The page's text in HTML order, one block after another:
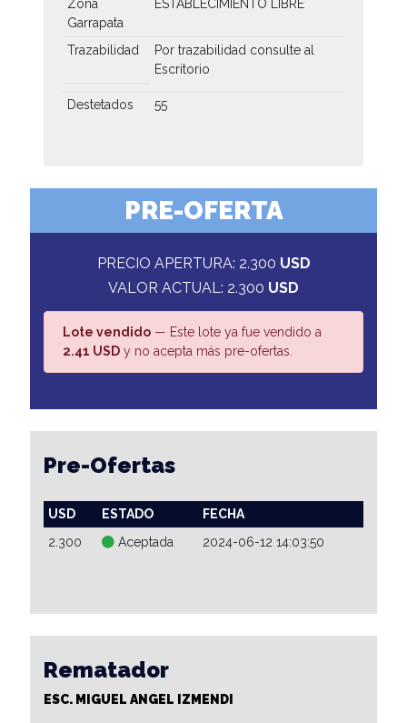
Zona
Garrapata
ESTABLECIMIENTO LIBRE
Trazabilidad
Por trazabilidad consulte al
Escritorio
Destetados 55
PRE-OFERTA
PRECIO APERTURA: 2.300 USD
VALOR ACTUAL: 2.300 USD
Lote vendido — Este lote ya fue vendido a
2.41 USD y no acepta más pre-ofertas.
Pre-Ofertas
USD ESTADO
FECHA
2.300
Aceptada 2024-06-12 14:03:50
Rematador
ESC. MIGUEL ANGEL IZMENDI